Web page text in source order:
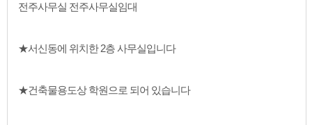
전주사무실 전주사무실임대
★서신동에 위치한 2층 사무실입니다
★건축물용도상 학원으로 되어 있습니다